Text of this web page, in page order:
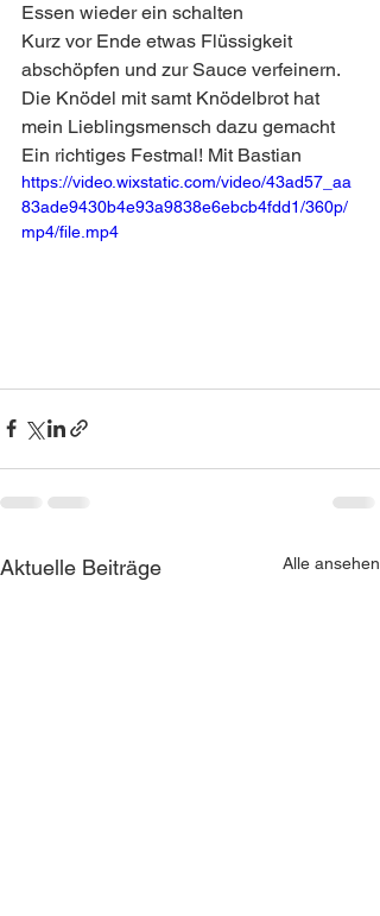
Essen wieder ein schalten
Kurz vor Ende etwas Flüssigkeit
abschöpfen und zur Sauce verfeinern.
Die Knödel mit samt Knödelbrot hat
mein Lieblingsmensch dazu gemacht
Ein richtiges Festmal! Mit Bastian
https://video.wixstatic.com/video/43ad57_aa
83ade9430b4e93a9838e6ebcb4fdd1/360p/
mp4/file.mp4
Aktuelle Beiträge Alle ansehen